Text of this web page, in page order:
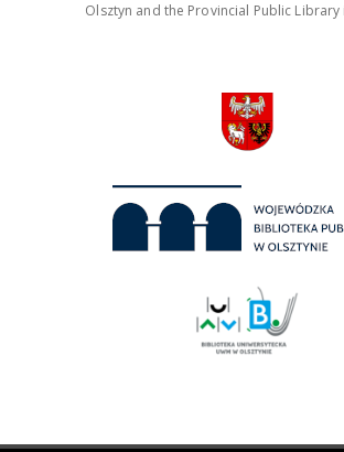
Olsztyn and the Provincial Public Library